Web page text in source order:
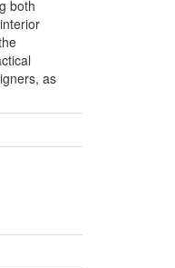
both
as